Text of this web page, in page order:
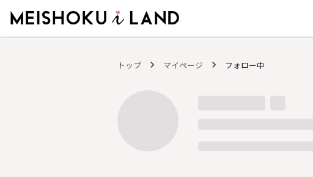
トップ マイページ フォロー中